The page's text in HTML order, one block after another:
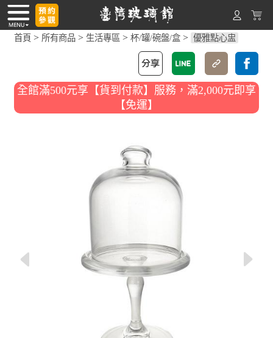
首頁 > 所有商品 > 生活專區 >杯/罐/碗盤/盒 > 優雅點心盅
全館滿500元享【貨到付款】服務，滿2,000元即享
【免運】